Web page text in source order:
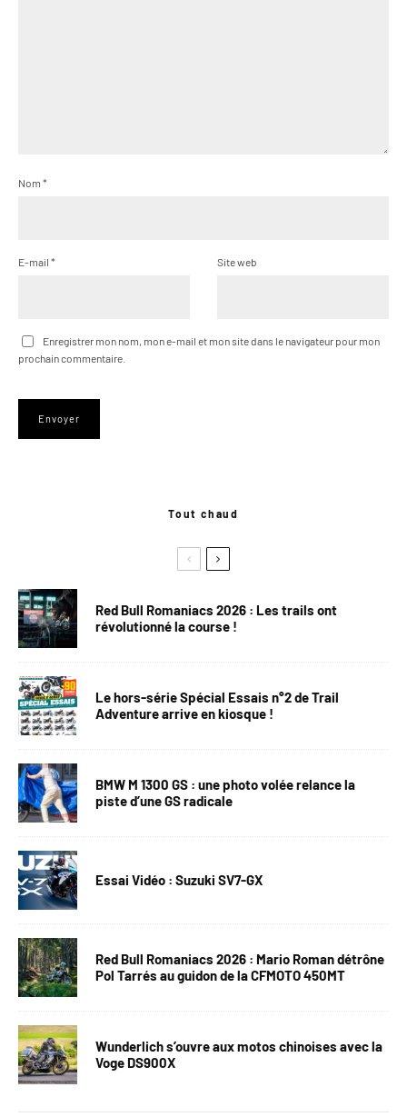
Nom *
E-mail * Site web
Enregistrer mon nom, mon e-mail et mon site dans le navigateur pour mon
prochain commentaire.
Tout chaud
Red Bull Romaniacs 2026 : Les trails ont
révolutionné la course !
Le hors-série Spécial Essais n°2 de Trail
Adventure arrive en kiosque !
BMW M 1300 GS : une photo volée relance la
piste d’une GS radicale
Essai Vidéo : Suzuki SV7-GX
Red Bull Romaniacs 2026 : Mario Roman détrône
Pol Tarrés au guidon de la CFMOTO 450MT
Wunderlich s’ouvre aux motos chinoises avec la
Voge DS900X